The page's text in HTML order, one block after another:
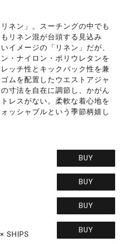
ネン」。スーチングの中でも
リネン混が台頭する見込み
イメージの「リネン」だが、
・ナイロン・ポリウレタンを
ッチ性とキックバック性を兼
ムを配置したウエストアジャ
寸法を自在に調節し、かがん
レスがない。柔軟な着心地を
ッシャブルという季節柄嬉し
BUY
BUY
BUY
SHIPS
BUY